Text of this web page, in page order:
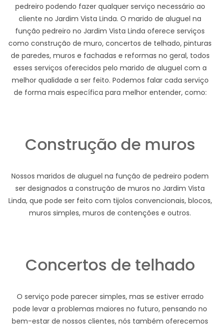
pedreiro podendo fazer qualquer serviço necessário ao
cliente no Jardim Vista Linda. O marido de aluguel na
função pedreiro no Jardim Vista Linda oferece serviços
como construção de muro, concertos de telhado, pinturas
de paredes, muros e fachadas e reformas no geral, todos
esses serviços oferecidos pelo marido de aluguel com a
melhor qualidade a ser feito. Podemos falar cada serviço
de forma mais específica para melhor entender, como:
Construção de muros
Nossos maridos de aluguel na função de pedreiro podem
ser designados a construção de muros no Jardim Vista
Linda, que pode ser feito com tijolos convencionais, blocos,
muros simples, muros de contenções e outros.
Concertos de telhado
O serviço pode parecer simples, mas se estiver errado
pode levar a problemas maiores no futuro, pensando no
bem-estar de nossos clientes, nós também oferecemos